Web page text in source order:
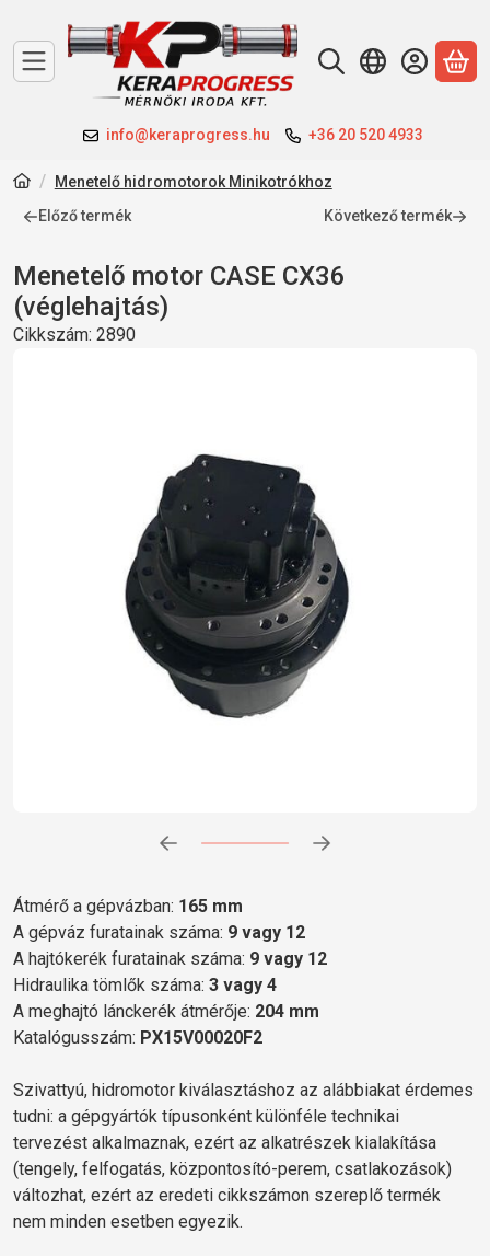
info@keraprogress.hu +36 20 520 4933
A
Menetelő hidromotorok Minikotrókhoz
Előző termék
Következő termék
Menetelő motor CASE CX36
(véglehajtás)
Cikkszám: 2890
Átmérő a gépvázban: 165 mm
A gépváz furatainak száma: 9 vagy 12
A hajtókerék furatainak száma: 9 vagy 12
Hidraulika tömlők száma: 3 vagy 4
A meghajtó lánckerék átmérője: 204 mm
Katalógusszám: PX15V00020F2
Szivattyú, hidromotor kiválasztáshoz az alábbiakat érdemes
tudni: a gépgyártók típusonként különféle technikai
tervezést alkalmaznak, ezért az alkatrészek kialakítása
(tengely, felfogatás, központosító-perem, csatlakozások)
változhat, ezért az eredeti cikkszámon szereplő termék
nem minden esetben egyezik.